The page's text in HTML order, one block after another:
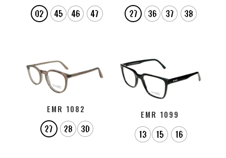
02 45 46 47 27 36 37 38
EMR 1082
27 28 30
EMR 1099
13 15 16